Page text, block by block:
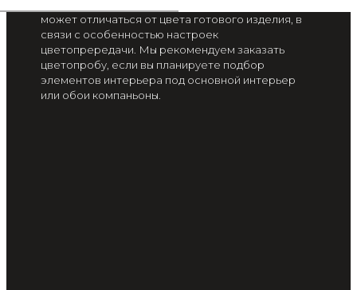
может отличаться от цвета готового изделия, в
связи с особенностью настроек
цветопрередачи. Мы рекомендуем заказать
цветопробу, если вы планируете подбор
элементов интерьера под основной интерьер
или обои компаньоны.